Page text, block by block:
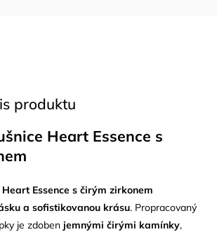
produktu
Heart Essence s
Essence s čirým zirkonem
a sofistikovanou krásu. Propracovaný
je zdoben jemnými čirými kamínky,